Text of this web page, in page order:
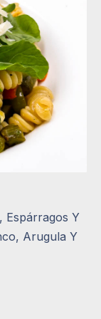
Espárragos Y
Arugula Y